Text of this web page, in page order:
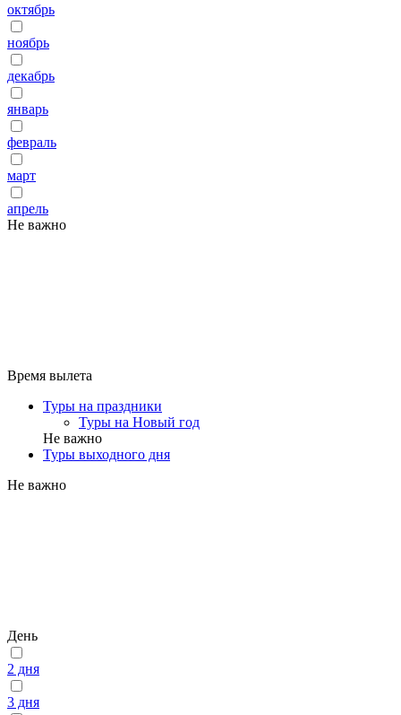
октябрь
ноябрь
декабрь
январь
февраль
март
апрель
Не важно
Время вылета
Туры на праздники
Туры на Новый год
Не важно
Туры выходного дня
Не важно
День
2 дня
3 дня